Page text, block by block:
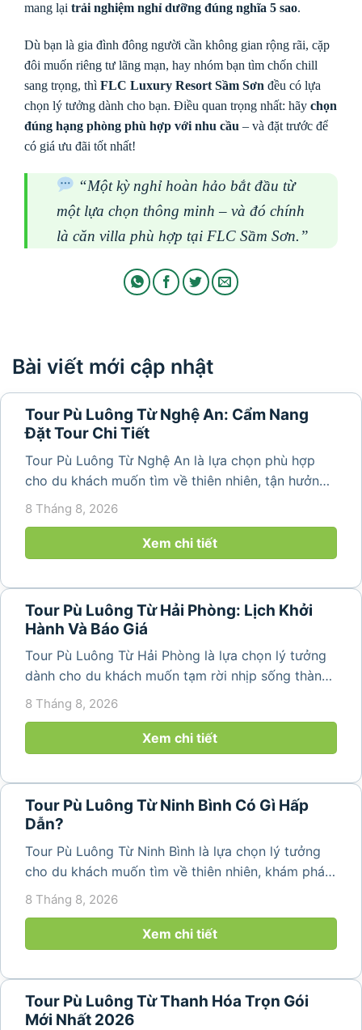
mang lại trải nghiệm nghỉ dưỡng đúng nghĩa 5 sao.
Dù bạn là gia đình đông người cần không gian rộng rãi, cặp
đôi muốn riêng tư lãng mạn, hay nhóm bạn tìm chốn chill
sang trọng, thì FLC Luxury Resort Sầm Sơn đều có lựa
chọn lý tưởng dành cho bạn. Điều quan trọng nhất: hãy chọn
đúng hạng phòng phù hợp với nhu cầu – và đặt trước để
có giá ưu đãi tốt nhất!
“Một kỳ nghỉ hoàn hảo bắt đầu từ
một lựa chọn thông minh – và đó chính
là căn villa phù hợp tại FLC Sầm Sơn.”
Bài viết mới cập nhật
Tour Pù Luông Từ Nghệ An: Cẩm Nang
Đặt Tour Chi Tiết
Tour Pù Luông Từ Nghệ An là lựa chọn phù hợp
cho du khách muốn tìm về thiên nhiên, tận hưởng
không khí trong lành và khám phá vẻ đẹp bình yên
của vùng núi Thanh Hóa. Với những bản làng mộc
8 Tháng 8, 2026
Xem chi tiết
Tour Pù Luông Từ Hải Phòng: Lịch Khởi
Hành Và Báo Giá
Tour Pù Luông Từ Hải Phòng là lựa chọn lý tưởng
dành cho du khách muốn tạm rời nhịp sống thành
phố để tìm về không gian núi rừng trong lành,
thang đặc trưng. Từ...
8 Tháng 8, 2026
Xem chi tiết
Tour Pù Luông Từ Ninh Bình Có Gì Hấp
Dẫn?
Tour Pù Luông Từ Ninh Bình là lựa chọn lý tưởng
cho du khách muốn tìm về thiên nhiên, khám phá
bản làng và tận hưởng không gian nghỉ dưỡng yên
bình. Với lịch trình 2N1Đ hoặc 3N2Đ, hành trình có
8 Tháng 8, 2026
Xem chi tiết
Tour Pù Luông Từ Thanh Hóa Trọn Gói
Mới Nhất 2026